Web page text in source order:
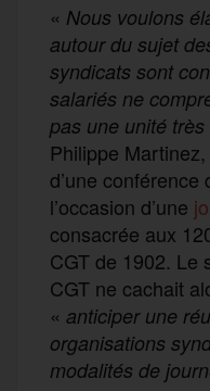
« Nous voulons
autour du sujet
syndicats sont
salariés ne
pas une unité
Philippe
d’une
l’occasion d’une
consacrée aux
CGT de 1902. Le
CGT ne cachait
« anticiper une
organisations
modalités de